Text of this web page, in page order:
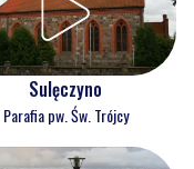
Sulęczyno
Parafia pw. Św. Trójcy